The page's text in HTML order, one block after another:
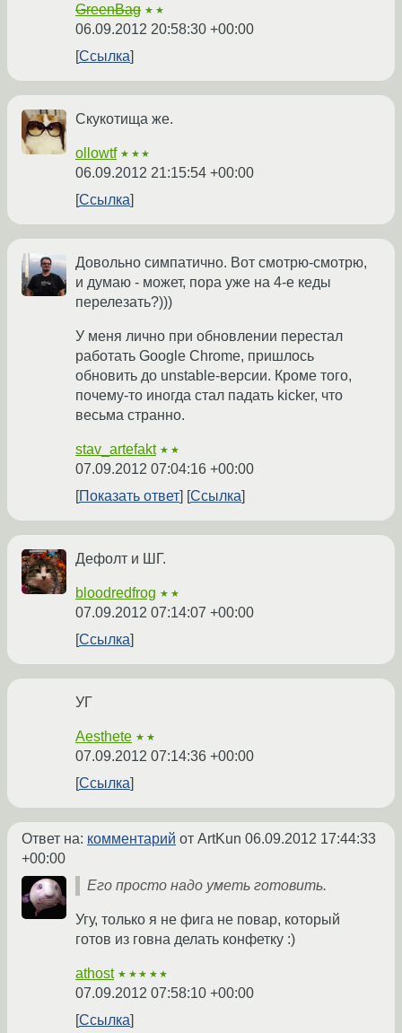
GreenBag ★★
06.09.2012 20:58:30 +00:00
Ссылка
Скукотища же.
ollowtf ★★★
06.09.2012 21:15:54 +00:00
Ссылка
Довольно симпатично. Вот смотрю-смотрю,
и думаю - может, пора уже на 4-е кеды
перелезать?)))
У меня лично при обновлении перестал
работать Google Chrome, пришлось
обновить до unstable-версии. Кроме того,
почему-то иногда стал падать kicker, что
весьма странно.
stav_artefakt ★★
07.09.2012 07:04:16 +00:00
Показать ответ
Ссылка
Дефолт и ШГ.
bloodredfrog ★★
07.09.2012 07:14:07 +00:00
Ссылка
УГ
Aesthete ★★
07.09.2012 07:14:36 +00:00
Ссылка
Ответ на: комментарий от ArtKun 06.09.2012 17:44:33
+00:00
Его просто надо уметь готовить.
Угу, только я не фига не повар, который
готов из говна делать конфетку :)
athost ★★★★★
07.09.2012 07:58:10 +00:00
Ссылка